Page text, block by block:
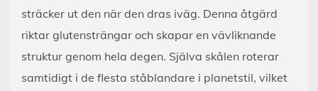
sträcker ut den när den dras iväg. Denna åtgärd
riktar glutensträngar och skapar en vävliknande
struktur genom hela degen. Själva skålen roterar
samtidigt i de flesta ståblandare i planetstil, vilket